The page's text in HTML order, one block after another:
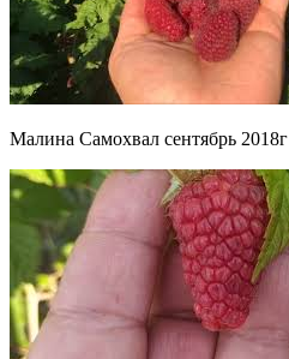
Малина Самохвал сентябрь 2018г